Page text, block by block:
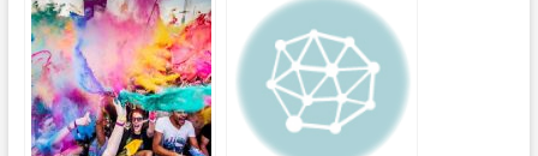
b
o
o
k
er
bl
r
es m
e
g